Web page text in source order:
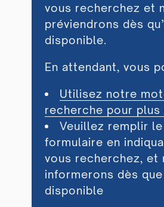
vous recherchez et
préviendrons dès
disponible.
En attendant, vous
Utilisez notre
recherche pour plus
Veuillez remplir le
formulaire en
vous recherchez, et
informerons dès
disponible